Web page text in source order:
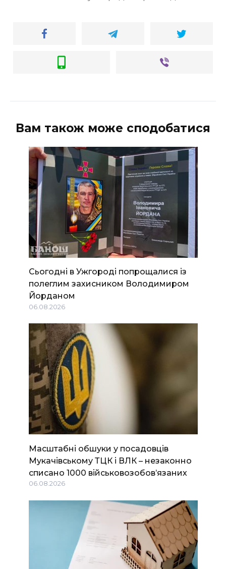
Вам також може сподобатися
Сьогодні в Ужгороді попрощалися із
полеглим захисником Володимиром
Йорданом
06.08.2026
Масштабні обшуки у посадовців
Мукачівському ТЦК і ВЛК – незаконно
списано 1000 військовозобов’язаних
06.08.2026